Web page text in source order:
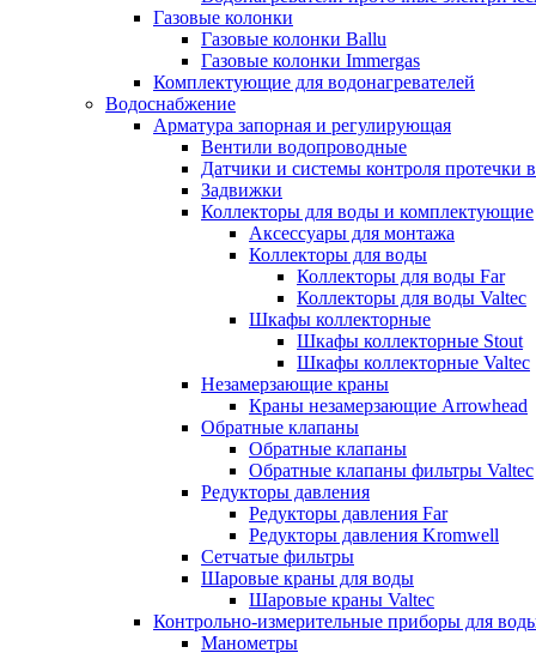
Газовые колонки
Газовые колонки Ballu
Газовые колонки Immergas
Комплектующие для водонагревателей
Водоснабжение
Арматура запорная и регулирующая
Вентили водопроводные
Датчики и системы контроля протечки
Задвижки
Коллекторы для воды и комплектующие
Аксессуары для монтажа
Коллекторы для воды
Коллекторы для воды Far
Коллекторы для воды Valtec
Шкафы коллекторные
Шкафы коллекторные Stout
Шкафы коллекторные Valtec
Незамерзающие краны
Краны незамерзающие Arrowhead
Обратные клапаны
Обратные клапаны
Обратные клапаны фильтры Valtec
Редукторы давления
Редукторы давления Far
Редукторы давления Kromwell
Сетчатые фильтры
Шаровые краны для воды
Шаровые краны Valtec
Контрольно-измерительные приборы для
Манометры